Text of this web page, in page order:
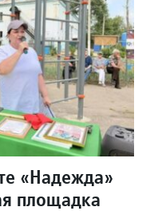
«Надежда»
площадка